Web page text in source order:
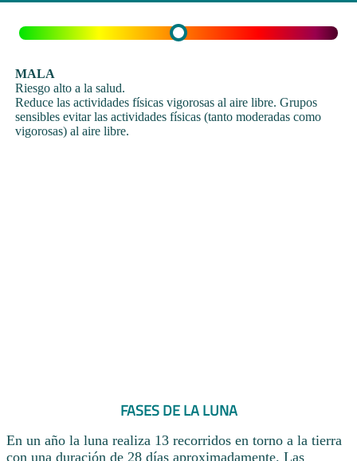
MALA
Riesgo alto a la salud.
Reduce las actividades físicas vigorosas al aire libre. Grupos
sensibles evitar las actividades físicas (tanto moderadas como
vigorosas) al aire libre.
FASES DE LA LUNA
En un año la luna realiza 13 recorridos en torno a la tierra
con una duración de 28 días aproximadamente. Las